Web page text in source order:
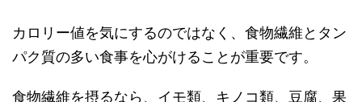
カロリー値を気にするのではなく、食物繊維とタン
パク質の多い食事を心がけることが重要です。
食物繊維を摂るなら、イモ類、キノコ類、豆腐、果